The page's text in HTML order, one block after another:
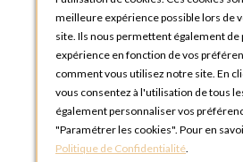
OPTIONS
13 rue Paul
5324 Contern
LUXEMBOURG
meilleure expérience possible lors de
site. Ils nous permettent également
expérience en fonction de vos
comment vous utilisez notre site. En
vous consentez à l'utilisation de tous
également personnaliser vos
"Paramétrer les cookies". Pour en
Politique de Confidentialité.